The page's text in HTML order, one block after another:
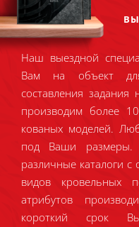
Наш выездной
Вам на объект
составления
производим более
кованых моделей.
под Ваши размеры.
различные каталоги с
видов кровельных
атрибутов
короткий срок